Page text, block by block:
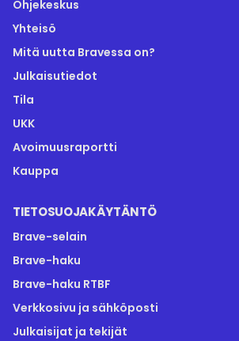
Ohjekeskus
Yhteisö
Mitä uutta Bravessa on?
Julkaisutiedot
Tila
UKK
Avoimuusraportti
Kauppa
TIETOSUOJAKÄYTÄNTÖ
Brave-selain
Brave-haku
Brave-haku RTBF
Verkkosivu ja sähköposti
Julkaisijat ja tekijät